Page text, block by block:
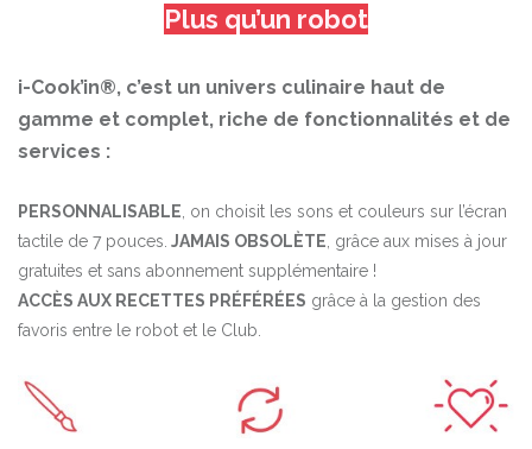
Plus qu’un robot
i-Cook’in®, c’est un univers culinaire haut de
gamme et complet, riche de fonctionnalités et de
services :
PERSONNALISABLE , on choisit les sons et couleurs sur l’écran
tactile de 7 pouces. JAMAIS OBSOLÈTE , grâce aux mises à jour
gratuites et sans abonnement supplémentaire !
ACCÈS AUX RECETTES PRÉFÉRÉES grâce à la gestion des
favoris entre le robot et le Club.